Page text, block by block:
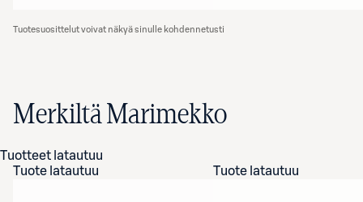
Tuotesuosittelut voivat näkyä sinulle kohdennetusti
Merkiltä Marimekko
Tuotteet latautuu
Tuote latautuu
Tuote latautuu